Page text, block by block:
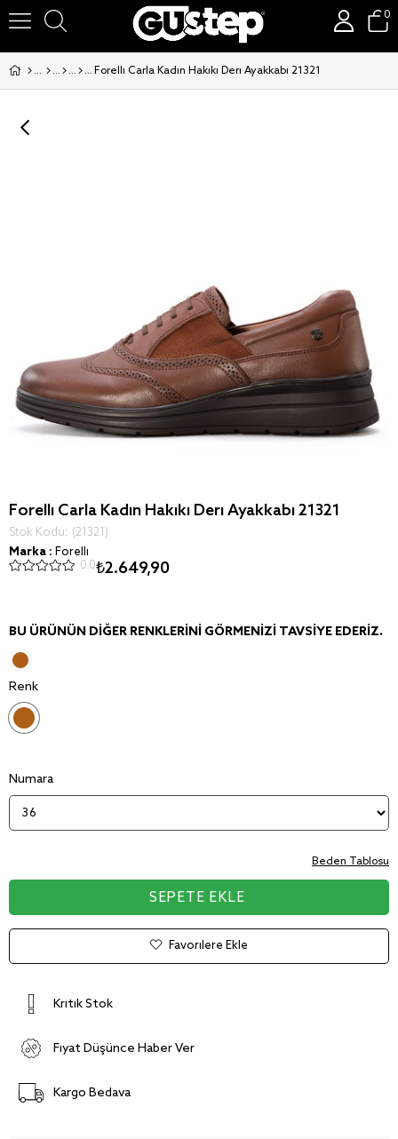
0
Forelli Carla Kadın Hakiki Deri Ayakkabı 21321
Forelli Carla Kadın Hakiki Deri Ayakkabı 21321
Stok Kodu
(21321)
Marka : Forelli
0.0₺2.649,90
BU ÜRÜNÜN DIĞER RENKLERINI GÖRMENIZI TAVSIYE EDERIZ.
Renk
Numara
Beden Tablosu
Favorilere Ekle
Kritik Stok
Fiyat Düşünce Haber Ver
Kargo Bedava